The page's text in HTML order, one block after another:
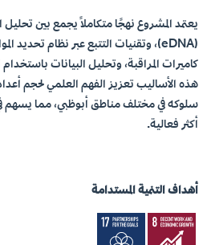
يعتمد المشروع نهجًا متكاملًا يجمع بين
كاميرات المراقبة، وتحليل البيانات
هذه الأساليب تعزيز الفهم العلمي لحجم
سلوكه في مختلف مناطق أبوظبي، مما يسهم
أكثر فعالية.
أهداف التنمية المستدامة